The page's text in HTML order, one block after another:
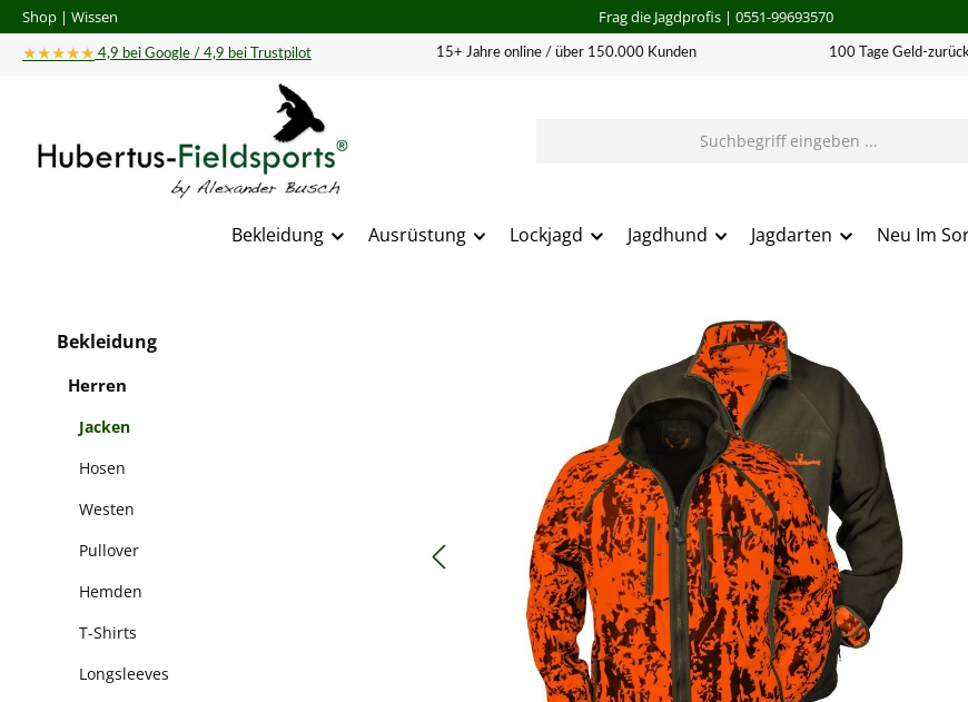
Hauptinhalt springen
Zur Suche springen
Zur Hauptnavigation springen
Shop | Wissen Frag die Jagdprofis| 0551-99693570
★★★★★ 4,9 bei Google / 4,9 bei Trustpilot 15+ Jahre online / über 150.000 Kunden 100 Tage Geld-
Bekleidung Ausrüstung Lockjagd Jagdhund Jagdarten Neu Im
Bekleidung
Herren
Jacken
Hosen
Westen
Pullover
Hemden
T-Shirts
Longsleeves